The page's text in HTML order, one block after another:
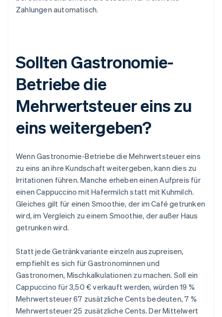
Zahlungen automatisch.
Sollten Gastronomie-
Betriebe die
Mehrwertsteuer eins zu
eins weitergeben?
Wenn Gastronomie-Betriebe die Mehrwertsteuer eins
zu eins an ihre Kundschaft weitergeben, kann dies zu
Irritationen führen. Manche erheben einen Aufpreis für
einen Cappuccino mit Hafermilch statt mit Kuhmilch.
Gleiches gilt für einen Smoothie, der im Café getrunken
wird, im Vergleich zu einem Smoothie, der außer Haus
getrunken wird.
Statt jede Getränkvariante einzeln auszupreisen,
empfiehlt es sich für Gastronominnen und
Gastronomen, Mischkalkulationen zu machen. Soll ein
Cappuccino für 3,50 € verkauft werden, würden 19 %
Mehrwertsteuer 67 zusätzliche Cents bedeuten, 7 %
Mehrwertsteuer 25 zusätzliche Cents. Der Mittelwert